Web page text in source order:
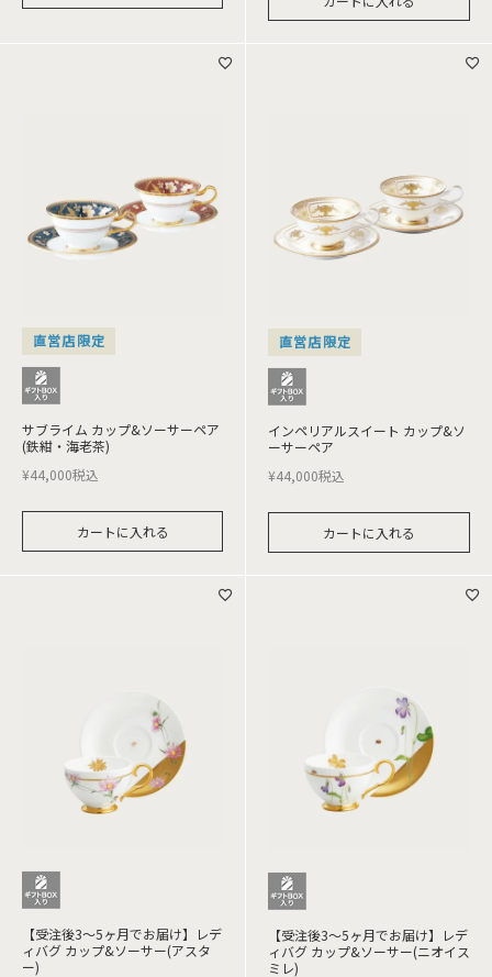
直営店限定
サブライム カップ&ソーサーペア
(鉄紺・海老茶)
¥44,000税込
カートに入れる
直営店限定
インペリアルスイート カップ&ソ
ーサーペア
¥44,000税込
カートに入れる
【受注後3～5ヶ月でお届け】レデ
ィバグ カップ&ソーサー(アスタ
ー)
【受注後3～5ヶ月でお届け】レデ
ィバグ カップ&ソーサー(ニオイス
ミレ)